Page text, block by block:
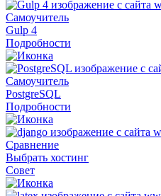
Самоучитель
Gulp 4
Подробности
Самоучитель
PostgreSQL
Подробности
Сравнение
Выбрать хостинг
Совет